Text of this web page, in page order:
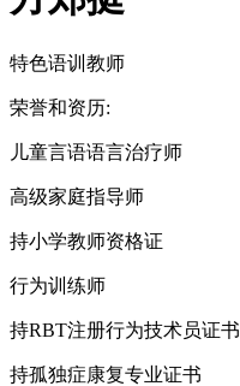
特色语训教师
荣誉和资历:
儿童言语语言治疗师
高级家庭指导师
持小学教师资格证
行为训练师
持RBT注册行为技术员证书
持孤独症康复专业证书